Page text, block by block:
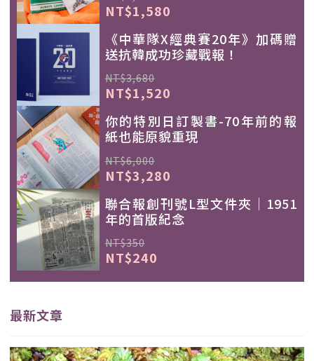
NT$1,580
《中華隊X經典賽20年》加碼贈
送抗韓成功珍藏戰報！
NT$3,680
NT$1,520
你的特別日訂製書-70年前的報
紙也能原貌重現
NT$6,000
NT$3,280
聯合報創刊號L型文件夾｜1951
年的首版紀念
NT$350
NT$240
最新文章